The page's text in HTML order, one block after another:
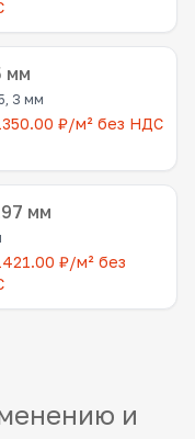
мм
3 мм
₽/м² без НДС
мм
₽/м² без
и